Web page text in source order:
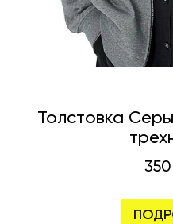
Толстовка
350